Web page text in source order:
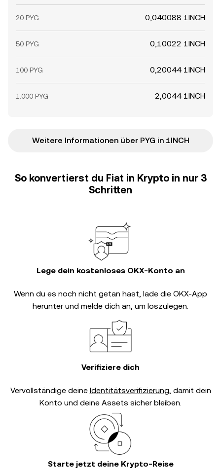
20 PYG 0,040088 1INCH
50 PYG 0,10022 1INCH
100 PYG 0,20044 1INCH
1.000 PYG 2,0044 1INCH
Weitere Informationen über PYG in 1INCH
So konvertierst du Fiat in Krypto in nur 3
Schritten
Lege dein kostenloses OKX-Konto an
Wenn du es noch nicht getan hast, lade die OKX-App
herunter und melde dich an, um loszulegen.
Verifiziere dich
Vervollständige deine Identitätsverifizierung, damit dein
Konto und deine Assets sicher bleiben.
Starte jetzt deine Krypto-Reise